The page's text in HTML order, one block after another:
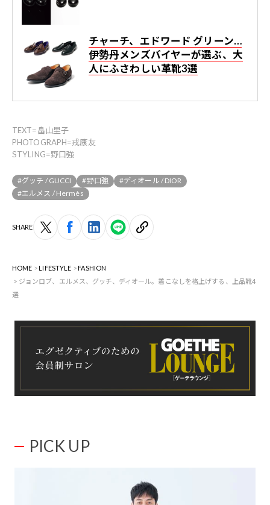
チャーチ、エドワード グリーン…
伊勢丹メンズバイヤーが選ぶ、大
人にふさわしい革靴3選
TEXT=畠山里子
PHOTOGRAPH=戎康友
STYLING=野口強
#グッチ / GUCCI #野口強
#ディオール / DIOR
#エルメス / Hermès
SHARE
HOME LIFESTYLE
FASHION
ジョンロブ、エルメス、グッチ、ディオール。着こなしを格上げする、上品靴4
選
PICK UP